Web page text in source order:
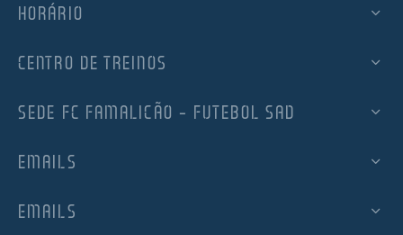
HORÁRIO
CENTRO DE TREINOS
SEDE FC FAMALICÃO – FUTEBOL SAD
EMAILS
EMAILS